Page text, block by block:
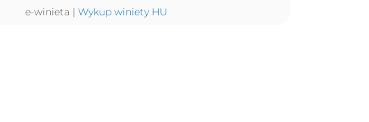
e-winieta | Wykup winiety HU